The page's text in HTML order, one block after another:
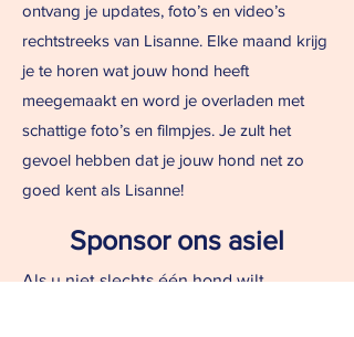
ontvang je updates, foto’s en video’s
rechtstreeks van Lisanne. Elke maand krijg
je te horen wat jouw hond heeft
meegemaakt en word je overladen met
schattige foto’s en filmpjes. Je zult het
gevoel hebben dat je jouw hond net zo
goed kent als Lisanne!
Sponsor ons asiel
Als u niet slechts één hond wilt